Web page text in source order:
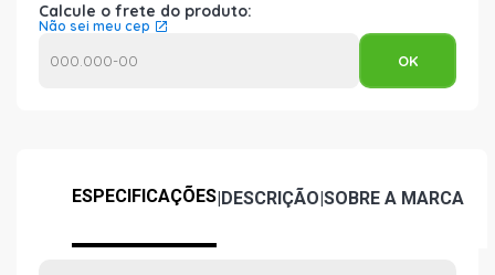
Calcule o frete do produto:
Não sei meu cep
ESPECIFICAÇÕES|DESCRIÇÃO|SOBRE A MARCA